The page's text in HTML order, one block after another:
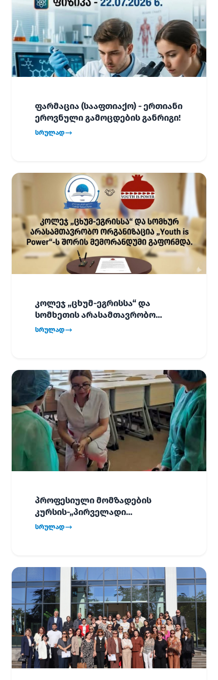
ფარმაცია (სააფთიაქო) - ერთიანი
ეროვნული გამოცდების განრიგი!
სრულად
კოლეჯ „ცხუმ-ეგრისსა“ და
სომხეთის არასამთავრობო
ორგანიზაცია „Youth is Power“-ს
სრულად
პროფესიული მომზადების
კურსის-„პირველადი
გადაუდებელი დახმარება“,
სრულად